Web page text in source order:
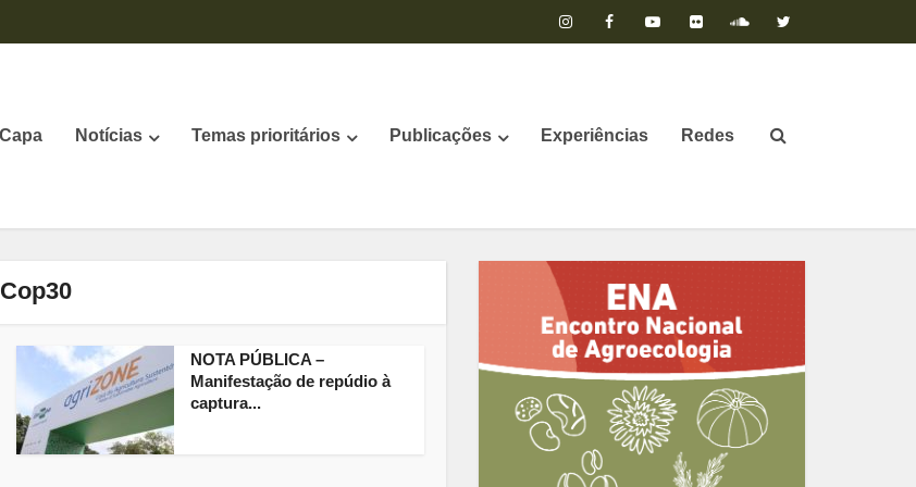
Capa Notícias Temas prioritários Publicações Experiências Redes
NOTA PÚBLICA –
Manifestação de repúdio à
captura...